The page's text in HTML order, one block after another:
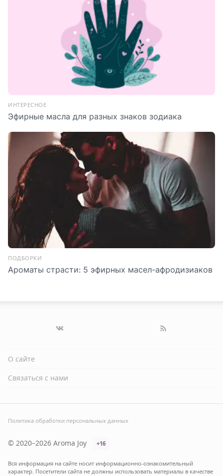
ИНТЕРЕСНОЕ
Эфирные масла для разных знаков зодиака
ПОДБОРКИ
Ароматы страсти: 5 эфирных масел-афродизиаков
О сайте
Связаться с нами
© 2020–2026 Aroma Joy +16
Политика обработки персональных данных
Вся информация на сайте носит информационно-ознакомительный
характер. Посетители сайта не должны использовать материалы в качестве